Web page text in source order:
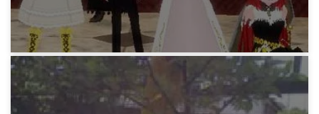
18年前